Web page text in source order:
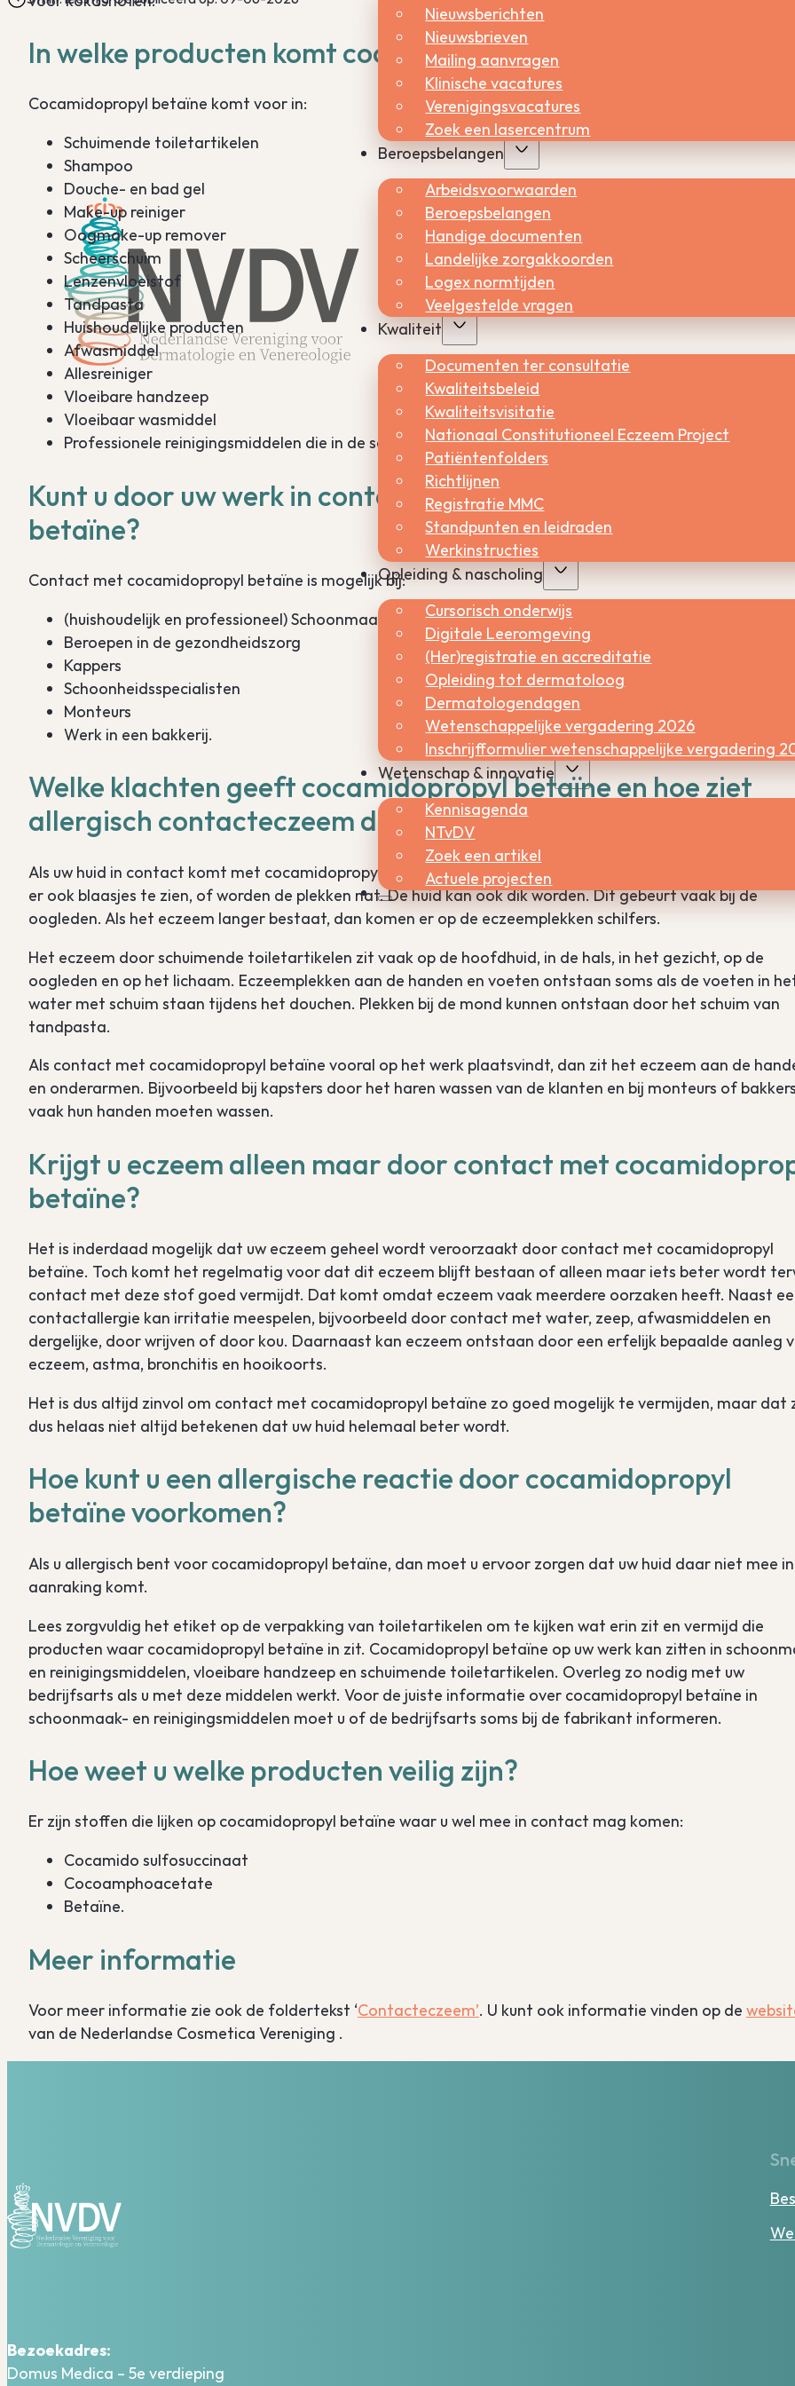
Nieuwsberichten
Nieuwsbrieven
Mailing aanvragen
Klinische vacatures
Verenigingsvacatures
Zoek een lasercentrum
Beroepsbelangen
Arbeidsvoorwaarden
Beroepsbelangen
Handige documenten
Landelijke zorgakkoorden
Logex normtijden
Veelgestelde vragen
Kwaliteit
Documenten ter consultatie
Kwaliteitsbeleid
Kwaliteitsvisitatie
Nationaal Constitutioneel Eczeem Project
Patiëntenfolders
Richtlijnen
Registratie MMC
Standpunten en leidraden
Werkinstructies
Opleiding & nascholing
Cursorisch onderwijs
Digitale Leeromgeving
(Her)registratie en accreditatie
Opleiding tot dermatoloog
Dermatologendagen
Wetenschappelijke vergadering 2026
Inschrijfformulier wetenschappelijke vergadering
Wetenschap & innovatie
Kennisagenda
NTvDV
Zoek een artikel
Actuele projecten
In welke producten komt cocamidopropyl betaïne voor?
Cocamidopropyl betaïne komt voor in:
Schuimende toiletartikelen
Shampoo
Douche- en bad gel
Make-up reiniger
Oogmake-up remover
Scheerschuim
Lenzenvloeistof
Tandpasta
Huishoudelijke producten
Afwasmiddel
Allesreiniger
Vloeibare handzeep
Vloeibaar wasmiddel
Professionele reinigingsmiddelen die in de schoonmaakindustrie gebruikt worden.
Kunt u door uw werk in contact komen met cocamidopropyl
betaïne?
Contact met cocamidopropyl betaïne is mogelijk bij:
(huishoudelijk en professioneel) Schoonmaakwerk
Beroepen in de gezondheidszorg
Kappers
Schoonheidsspecialisten
Monteurs
Werk in een bakkerij.
Welke klachten geeft cocamidopropyl betaïne en hoe ziet
allergisch contacteczeem door cocamidopropyl betaïne
Als uw huid in contact komt met cocamidopropyl betaïne, krijgt u rode plekken op uw huid die jeuken.
er ook blaasjes te zien, of worden de plekken nat. De huid kan ook dik worden. Dit gebeurt vaak bij de
oogleden. Als het eczeem langer bestaat, dan komen er op de eczeemplekken schilfers.
Het eczeem door schuimende toiletartikelen zit vaak op de hoofdhuid, in de hals, in het gezicht, op de
oogleden en op het lichaam. Eczeemplekken aan de handen en voeten ontstaan soms als de voeten in
water met schuim staan tijdens het douchen. Plekken bij de mond kunnen ontstaan door het schuim van
tandpasta.
Als contact met cocamidopropyl betaïne vooral op het werk plaatsvindt, dan zit het eczeem aan de
en onderarmen. Bijvoorbeeld bij kapsters door het haren wassen van de klanten en bij monteurs of
vaak hun handen moeten wassen.
Krijgt u eczeem alleen maar door contact met
betaïne?
Het is inderdaad mogelijk dat uw eczeem geheel wordt veroorzaakt door contact met cocamidopropyl
betaïne. Toch komt het regelmatig voor dat dit eczeem blijft bestaan of alleen maar iets beter wordt
contact met deze stof goed vermijdt. Dat komt omdat eczeem vaak meerdere oorzaken heeft. Naast
contactallergie kan irritatie meespelen, bijvoorbeeld door contact met water, zeep, afwasmiddelen en
dergelijke, door wrijven of door kou. Daarnaast kan eczeem ontstaan door een erfelijk bepaalde aanleg
eczeem, astma, bronchitis en hooikoorts.
Het is dus altijd zinvol om contact met cocamidopropyl betaïne zo goed mogelijk te vermijden, maar dat
dus helaas niet altijd betekenen dat uw huid helemaal beter wordt.
Hoe kunt u een allergische reactie door cocamidopropyl
betaïne voorkomen?
Als u allergisch bent voor cocamidopropyl betaïne, dan moet u ervoor zorgen dat uw huid daar niet mee in
aanraking komt.
Lees zorgvuldig het etiket op de verpakking van toiletartikelen om te kijken wat erin zit en vermijd die
producten waar cocamidopropyl betaïne in zit. Cocamidopropyl betaïne op uw werk kan zitten in
en reinigingsmiddelen, vloeibare handzeep en schuimende toiletartikelen. Overleg zo nodig met uw
bedrijfsarts als u met deze middelen werkt. Voor de juiste informatie over cocamidopropyl betaïne in
schoonmaak- en reinigingsmiddelen moet u of de bedrijfsarts soms bij de fabrikant informeren.
Hoe weet u welke producten veilig zijn?
Er zijn stoffen die lijken op cocamidopropyl betaïne waar u wel mee in contact mag komen:
Cocamido sulfosuccinaat
Cocoamphoacetate
Betaïne.
Meer informatie
Voor meer informatie zie ook de foldertekst ‘Contacteczeem’. U kunt ook informatie vinden op de
van de Nederlandse Cosmetica Vereniging .
Bezoekadres:
Domus Medica – 5e verdieping